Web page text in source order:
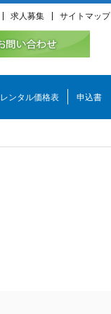
求人募集 サイトマップ
レンタル価格表 申込書